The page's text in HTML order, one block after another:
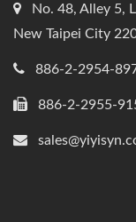
No. 48, Alley 5,
New Taipei City
886-2-2954-
886-2-2955-